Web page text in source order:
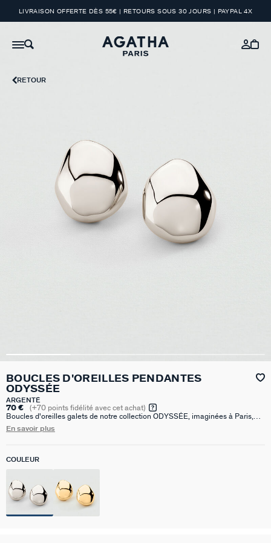
LIVRAISON OFFERTE DÈS 55€ | RETOURS SOUS 30 JOURS | PAYPAL 4X
RETOUR
BOUCLES D'OREILLES PENDANTES
ODYSSÉE
ARGENTÉ
70 € (+70 points fidélité avec cet achat)
Boucles d'oreilles galets de notre collection ODYSSÉE, imaginées à Paris,
réalisées en laiton argenté rhodié.
En savoir plus
COULEUR